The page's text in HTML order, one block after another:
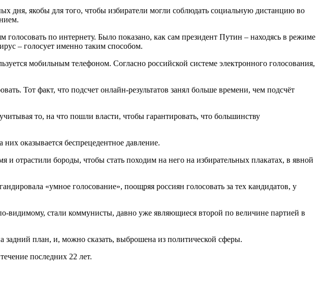
дня, якобы для того, чтобы избиратели могли соблюдать социальную дистанцию во
голосовать по интернету. Было показано, как сам президент Путин – находясь в режиме
– голосует именно таким способом.
мобильным телефоном. Согласно российской системе электронного голосования,
Тот факт, что подсчет онлайн-результатов занял больше времени, чем подсчёт
то, на что пошли власти, чтобы гарантировать, что большинству
оказывается беспрецедентное давление.
отрастили бороды, чтобы стать походим на него на избирательных плакатах, в явной
«умное голосование», поощряя россиян голосовать за тех кандидатов, у
видимому, стали коммунисты, давно уже являющиеся второй по величине партией в
задний план, и, можно сказать, выброшена из политической сферы.
последних 22 лет.